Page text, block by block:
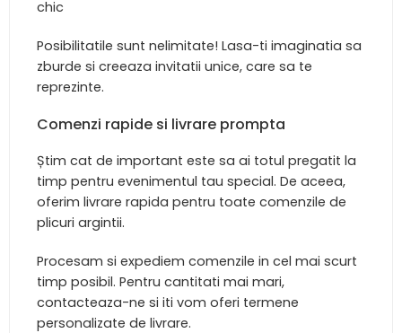
chic
Posibilitatile sunt nelimitate! Lasa-ti imaginatia sa
zburde si creeaza invitatii unice, care sa te
reprezinte.
Comenzi rapide si livrare prompta
Știm cat de important este sa ai totul pregatit la
timp pentru evenimentul tau special. De aceea,
oferim livrare rapida pentru toate comenzile de
plicuri argintii.
Procesam si expediem comenzile in cel mai scurt
timp posibil. Pentru cantitati mai mari,
contacteaza-ne si iti vom oferi termene
personalizate de livrare.